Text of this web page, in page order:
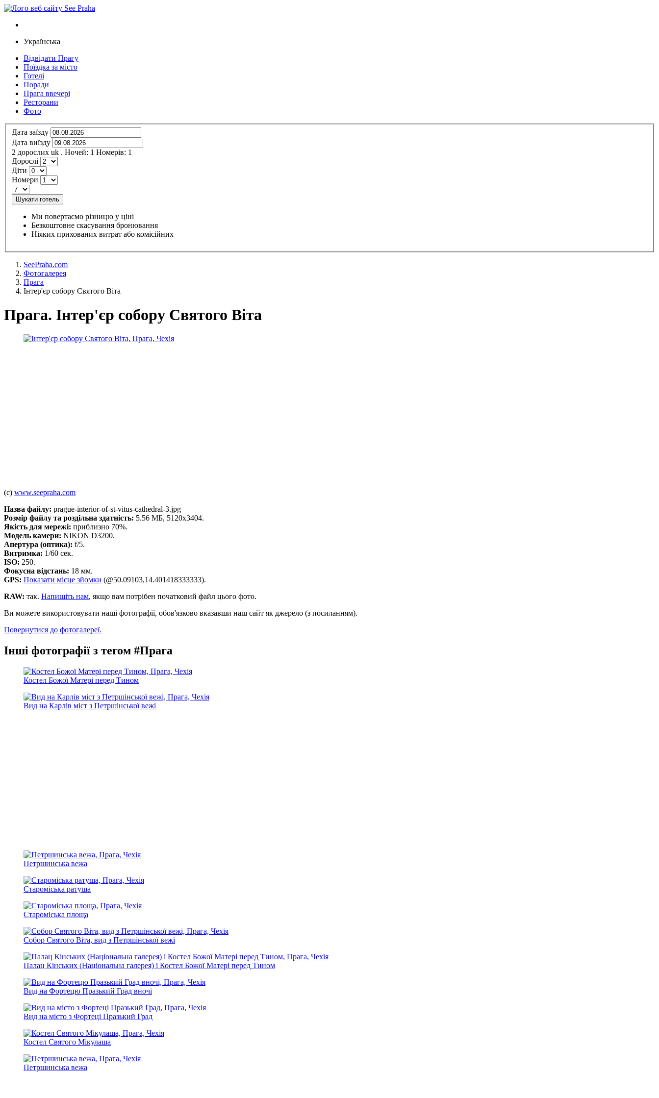
Українська
Відвідати Прагу
Поїздка за місто
Готелі
Поради
Прага ввечері
Ресторани
Фото
Дата заїзду
Дата виїзду
2 дорослих uk . Ночей: 1 Номерів: 1
Дорослі
Діти
Номери
Шукати готель
Ми повертаємо різницю у ціні
Безкоштовне скасування бронювання
Ніяких прихованих витрат або комісійних
SeePraha.com
Фотогалерея
Прага
Інтер'єр собору Святого Віта
Прага. Інтер'єр собору Святого Віта
(c) www.seepraha.com
Назва файлу: prague-interior-of-st-vitus-cathedral-3.jpg
Розмір файлу та роздільна здатність: 5.56 МБ, 5120x3404.
Якість для мережі: приблизно 70%.
Модель камери: NIKON D3200.
Апертура (оптика): f/5.
Витримка: 1/60 сек.
ISO: 250.
Фокусна відстань: 18 мм.
GPS: Показати місце зйомки (@50.09103,14.401418333333).
RAW: так. Напишіть нам, якщо вам потрібен початковий файл цього фото.
Ви можете використовувати наші фотографії, обов'язково вказавши наш сайт як джерело (з посиланням).
Повернутися до фотогалереї.
Інші фотографії з тегом #Прага
Костел Божої Матері перед Тином
Вид на Карлів міст з Петршінської вежі
Петршинська вежа
Староміська ратуша
Староміська площа
Собор Святого Віта, вид з Петршінської вежі
Палац Кінських (Національна галерея) і Костел Божої Матері перед Тином
Вид на Фортецю Празький Град вночі
Вид на місто з Фортеці Празький Град
Костел Святого Мікулаша
Петршинська вежа